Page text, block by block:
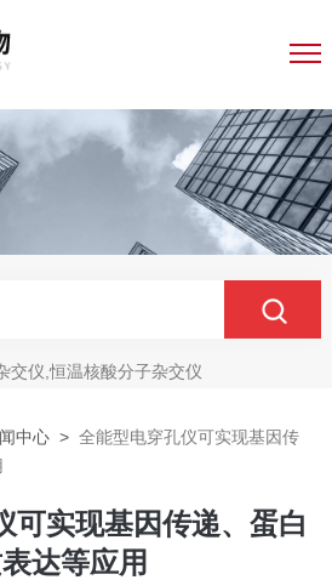
交仪,恒温核酸分子杂交仪
中心 >全能型电穿孔仪可实现基因传
可实现基因传递、蛋白
达等应用